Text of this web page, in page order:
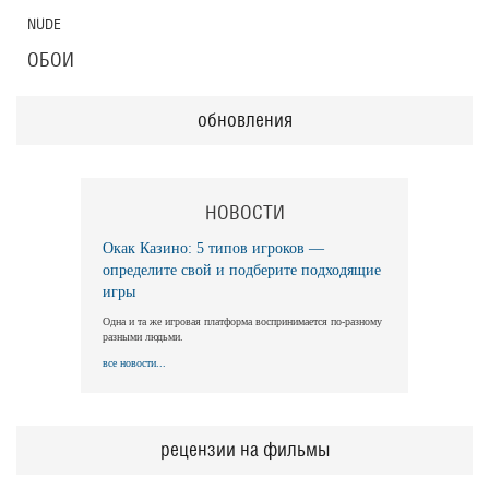
NUDE
ОБОИ
обновления
НОВОСТИ
Окак Казино: 5 типов игроков —
определите свой и подберите подходящие
игры
Одна и та же игровая платформа воспринимается по-разному
разными людьми.
все новости...
рецензии на фильмы